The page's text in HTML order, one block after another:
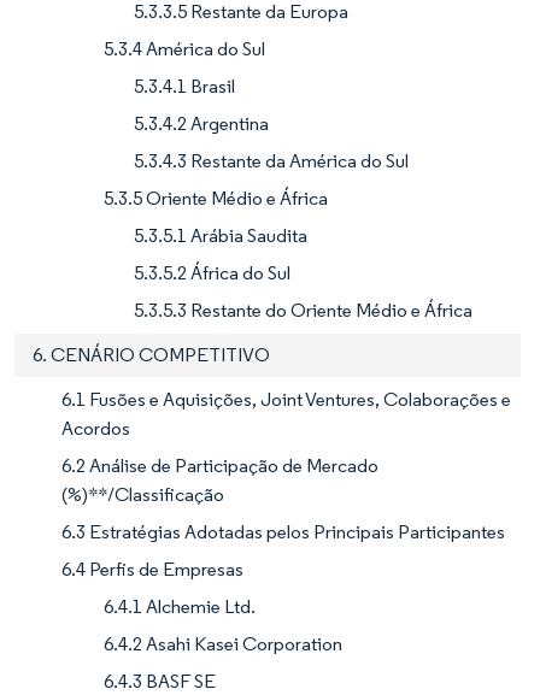
5.3.3.5 Restante da Europa
5.3.4 América do Sul
5.3.4.1 Brasil
5.3.4.2 Argentina
5.3.4.3 Restante da América do Sul
5.3.5 Oriente Médio e África
5.3.5.1 Arábia Saudita
5.3.5.2 África do Sul
5.3.5.3 Restante do Oriente Médio e África
6. CENÁRIO COMPETITIVO
6.1 Fusões e Aquisições, Joint Ventures, Colaborações e
Acordos
6.2 Análise de Participação de Mercado
(%)**/Classificação
6.3 Estratégias Adotadas pelos Principais Participantes
6.4 Perfis de Empresas
6.4.1 Alchemie Ltd.
6.4.2 Asahi Kasei Corporation
6.4.3 BASF SE